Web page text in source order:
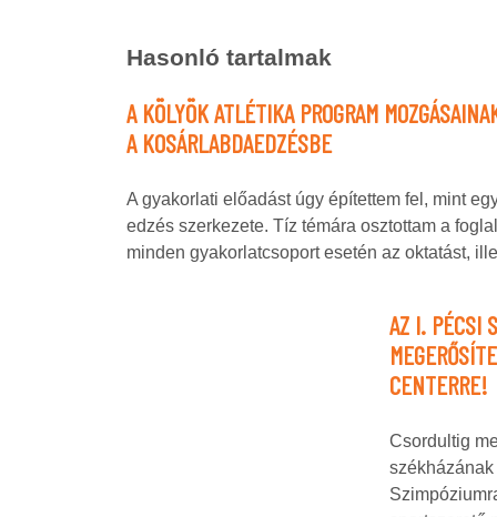
Hasonló tartalmak
A KÖLYÖK ATLÉTIKA PROGRAM
A KOSÁRLABDAEDZÉSBE
A gyakorlati előadást úgy építettem fel, mint
edzés szerkezete. Tíz témára osztottam a
minden gyakorlatcsoport esetén az oktatást,
AZ I. PÉCSI
CENTERRE!
Csordultig